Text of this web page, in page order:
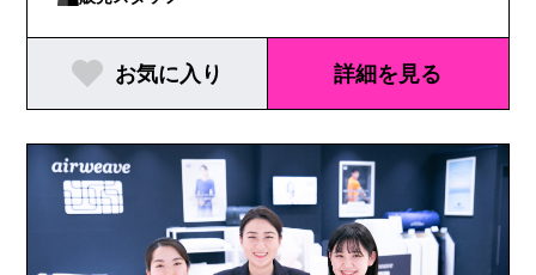
お気に入り 詳細を見る